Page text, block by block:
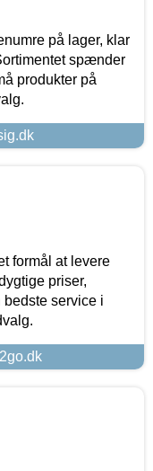
på lager, klar
spænder
produkter på
formål at levere
priser,
bedste service i